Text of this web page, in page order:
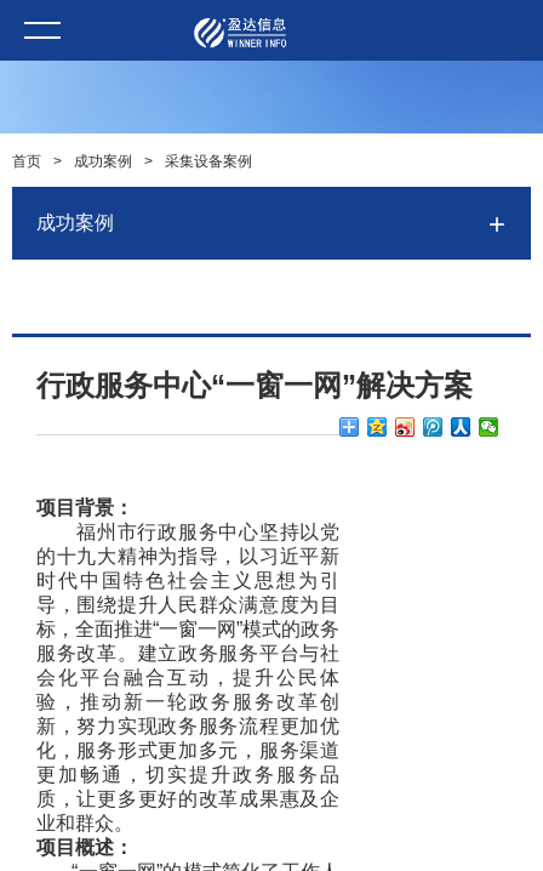
首页 > 成功案例 > 采集设备案例
成功案例
行政服务中心“一窗一网”解决方案
项目背景：
福州市行政服务中心坚持以党
的十九大精神为指导，以习近平新
时代中国特色社会主义思想为引
导，围绕提升人民群众满意度为目
标，全面推进“一窗一网”模式的政务
服务改革。建立政务服务平台与社
会化平台融合互动，提升公民体
验，推动新一轮政务服务改革创
新，努力实现政务服务流程更加优
化，服务形式更加多元，服务渠道
更加畅通，切实提升政务服务品
质，让更多更好的改革成果惠及企
业和群众。
项目概述：